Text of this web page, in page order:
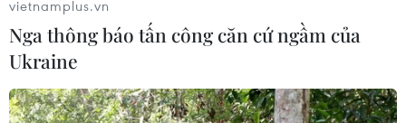
vietnamplus.vn
Nga thông báo tấn công căn cứ ngầm của
Ukraine